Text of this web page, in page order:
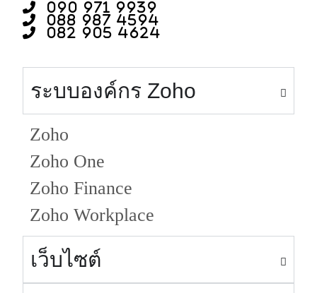
090 971 9939
088 987 4594
082 905 4624
ระบบองค์กร Zoho
Zoho
Zoho One
Zoho Finance
Zoho Workplace
เว็บไซต์